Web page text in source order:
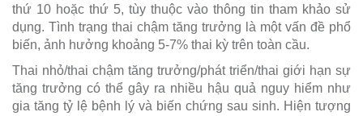
thứ 10 hoặc thứ 5, tùy thuộc vào thông tin tham khảo sử
dụng. Tình trạng thai chậm tăng trưởng là một vấn đề phổ
biến, ảnh hưởng khoảng 5-7% thai kỳ trên toàn cầu.
Thai nhỏ/thai chậm tăng trưởng/phát triển/thai giới hạn sự
tăng trưởng có thể gây ra nhiều hậu quả nguy hiểm như
gia tăng tỷ lệ bệnh lý và biến chứng sau sinh. Hiện tượng